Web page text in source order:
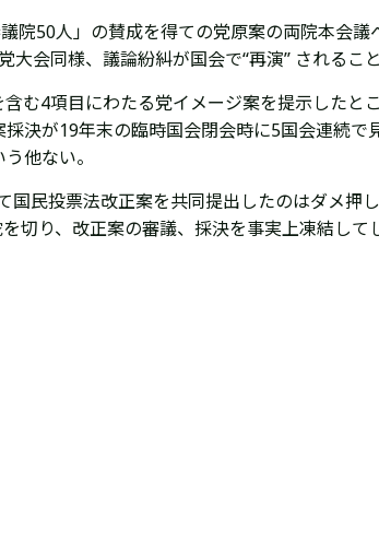
院50人」の賛成を得ての党原案の両院本会
会同様、議論紛糾が国会で“再演” されること
む4項目にわたる党イメージ案を提示したと
決が19年末の臨時国会閉会時に5国会連続で
他ない。
民投票法改正案を共同提出したのはダメ押
切り、改正案の審議、採決を事実上凍結し